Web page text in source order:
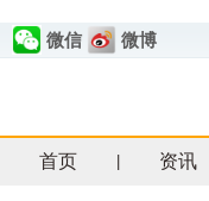
微信 微博
首页 资讯